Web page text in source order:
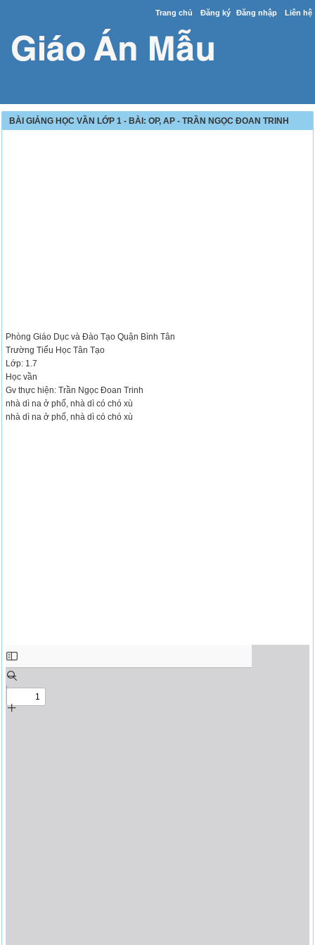
Trang chủ Đăng ký Đăng nhập Liên hệ
BÀI GIẢNG HỌC VẦN LỚP 1 - BÀI: OP, AP - TRẦN NGỌC ĐOAN TRINH
Phòng Giáo Dục và Đào Tạo Quận Bình Tân
Trường Tiểu Học Tân Tạo
Lớp: 1.7
Học vần
Gv thực hiện: Trần Ngọc Đoan Trinh
nhà dì na ở phố, nhà dì có chó xù
nhà dì na ở phố, nhà dì có chó xù